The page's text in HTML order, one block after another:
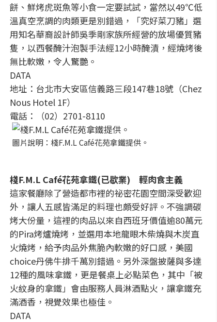
餅、鮮烤虎斑魚等小食一定要試試，當然以49℃低
溫真空烹調的肉類更是別錯過，「究好菜刀豬」選
用知名華裔設計師吳季剛家族所經營的放場優質豬
隻，以西餐醃汁泡製手法經12小時醃漬，經燒烤後
無比軟嫩，令人驚艷。
DATA
地址：台北市大安區信義路三段147巷18號（Chez
Nous Hotel 1F）
電話：（02）2701-8110
圖片說明：棧F.M.L Café花苑拿鐵提供。
棧F.M.L Café花苑拿鐵(已歇業) 輕肉食主義
這家餐廳除了營造都市裡的祕密花園空間深受歡迎
外，讓人五感皆滿足的料理也頗受好評。不強調碳
烤大份量，這裡的肉品以來自西班牙價值逾80萬元
的Pira烤爐燒烤，並選用本地龍眼木柴燒與木炭直
火燒烤，給予肉品外焦脆內軟嫩的好口感，美國
choice丹佛牛排千萬別錯過。另外深盤披薩與多達
12種的風味拿鐵，更是餐桌上必點菜色，其中「被
火紋身的拿鐵」會由服務人員淋酒點火，讓拿鐵充
滿酒香，視覺效果也極佳。
DATA